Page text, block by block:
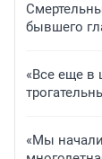
бывшего
«Все еще в
«Мы